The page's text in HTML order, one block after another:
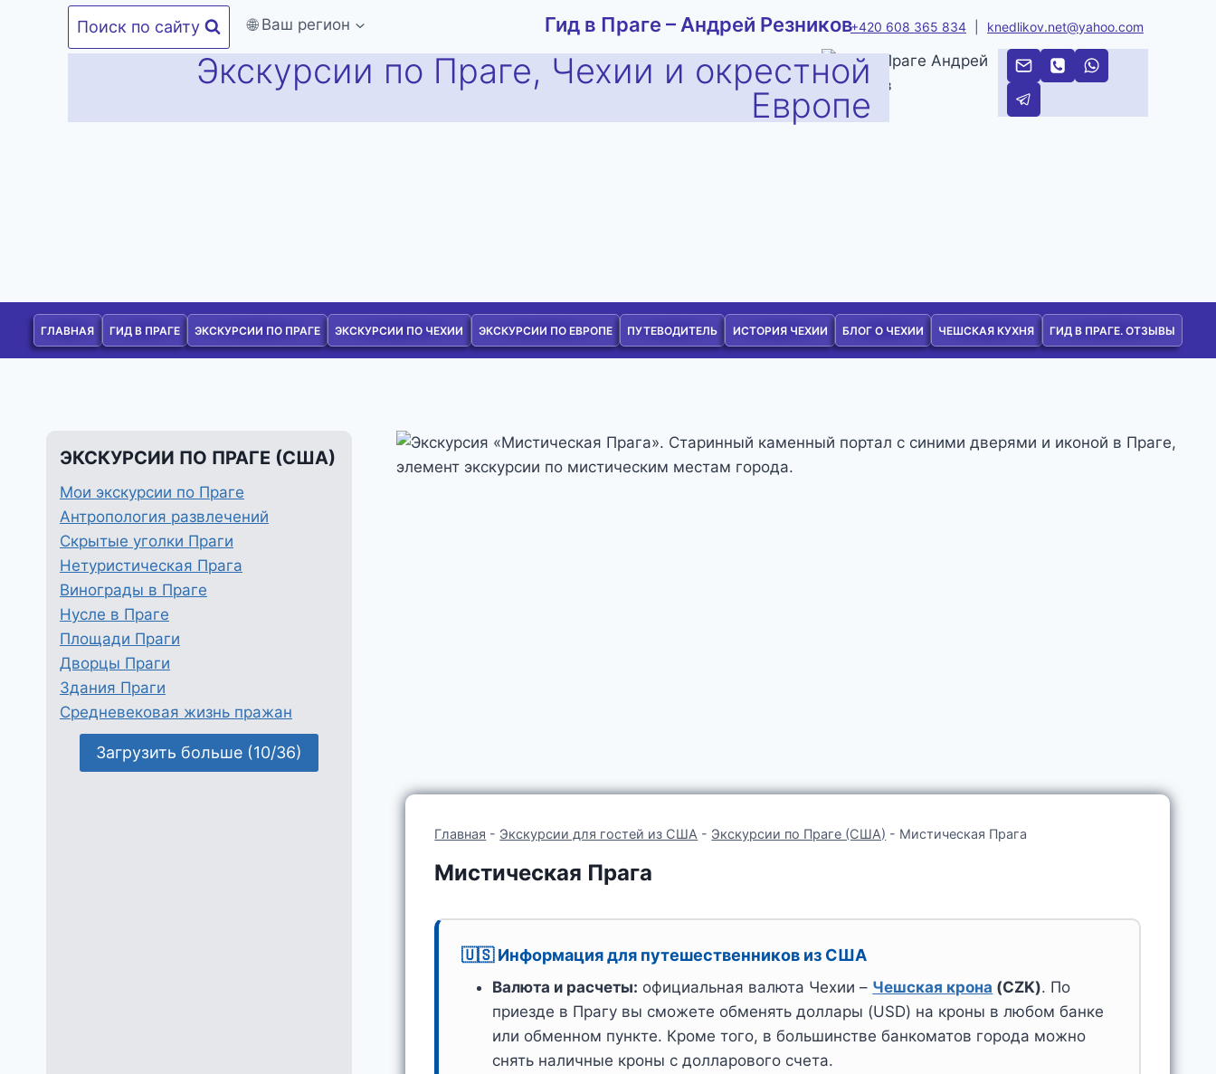
Поиск по сайту 🌐 Ваш регион +420 608 365 834 knedlikov.net@yahoo.com
Гид в Праге – Андрей Резников
Экскурсии по Праге, Чехии и окрестной
Европе
ГЛАВНАЯ ГИД В ПРАГЕ ЭКСКУРСИИ ПО ПРАГЕ ЭКСКУРСИИ ПО ЧЕХИИ ЭКСКУРСИИ ПО ЕВРОПЕ ПУТЕВОДИТЕЛЬ ИСТОРИЯ ЧЕХИИ БЛОГ О ЧЕХИИ ЧЕШСКАЯ КУХНЯ ГИД В ПРАГЕ. ОТЗЫВЫ
Главная - Экскурсии для гостей из США - Экскурсии по Праге (США) - Мистическая Прага
Мистическая Прага
🇺🇸 Информация для путешественников из США
Валюта и расчеты: официальная валюта Чехии – Чешская крона (CZK). По
приезде в Прагу вы сможете обменять доллары (USD) на кроны в любом банке
или обменном пункте. Кроме того, в большинстве банкоматов города можно
снять наличные кроны с долларового счета.
ЭКСКУРСИИ ПО ПРАГЕ (США)
Мои экскурсии по Праге
Антропология развлечений
Скрытые уголки Праги
Нетуристическая Прага
Винограды в Праге
Нусле в Праге
Площади Праги
Дворцы Праги
Здания Праги
Средневековая жизнь пражан
Загрузить больше (10/36)